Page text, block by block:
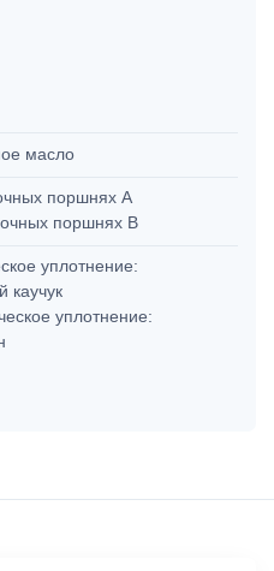
масло
поршнях А
поршнях В
уплотнение:
каучук
уплотнение: